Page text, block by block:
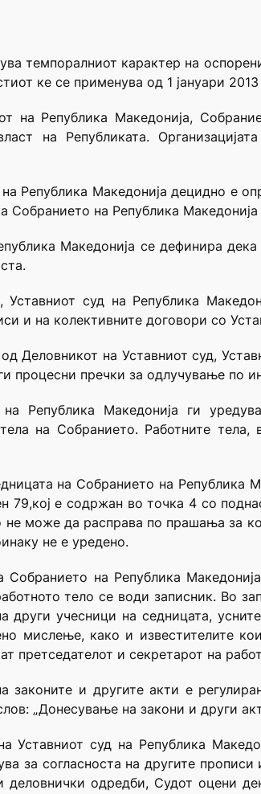
темпоралниот карактер на
ке се применува од 1 јануари
на Република Македонија,
на Републиката.
Република Македонија децидно е
Собранието на Република
Македонија се дефинира
суд на Република
и на колективните договори со
Деловникот на Уставниот суд,
процесни пречки за одлучување по
Република Македонија ги
на Собранието. Работните
на Собранието на Република
79,кој е содржан во точка 4 со
може да расправа по прашања за
не е уредено.
Собранието на Република
тело се води записник. Во
учесници на седницата,
мислење, како и известителите
претседателот и секретарот на
законите и другите акти е
„Донесување на закони и други
Уставниот суд на Република
за согласноста на другите
деловнички одредби, Судот оцени